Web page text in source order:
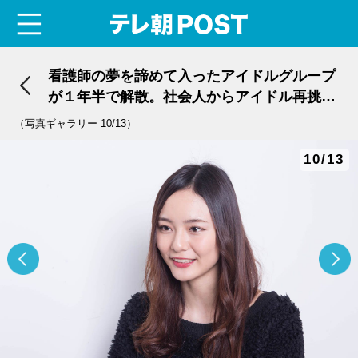
看護師の夢を諦めて入ったアイドルグループ
が１年半で解散。社会人からアイドル再挑戦
した少女＜池松愛理＞
（写真ギャラリー 10/13）
10/13